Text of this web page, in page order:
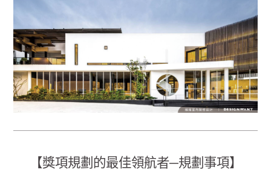
【獎項規劃的最佳領航者─規劃事項】